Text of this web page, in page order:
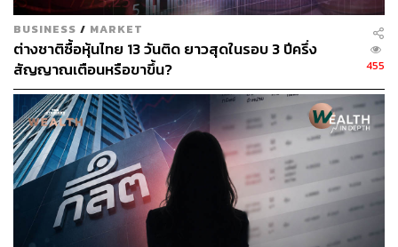
ผ่านแอปพลิเคชันต่างๆ ที่คุณสะดวกหรือใช้งานอยู่แล้วได้เลย
TAGS: DELTA ณัฐชาต เมฆมาสิน MSCI
SET
บล.กสิกรไทย
สรพล วีระเมธีกุล
BUSINESS / MARKET
ต่างชาติซื้อหุ้นไทย 13 วันติด ยาวสุดในรอบ 3 ปีครึ่ง
สัญญาณเตือนหรือขาขึ้น?
455